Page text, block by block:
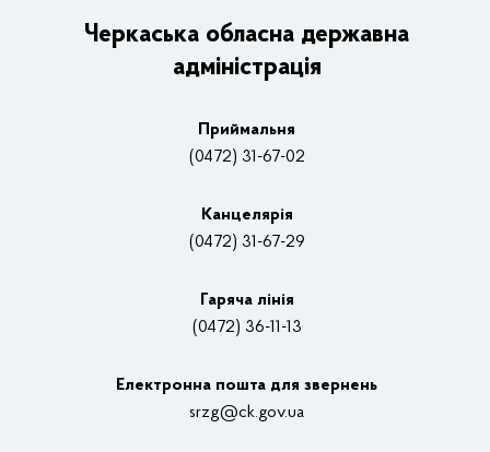
Керівництво адміністрації
Основні завдання та нормативно-правові засади
Нагороди
Контакти
Відеотрансляції
Структурні підрозділи ОДА
Черкаська обласна державна
адміністрація
Приймальня
(0472) 31-67-02
Канцелярiя
(0472) 31-67-29
Гаряча лінія
(0472) 36-11-13
Електронна пошта для звернень
srzg@ck.gov.ua